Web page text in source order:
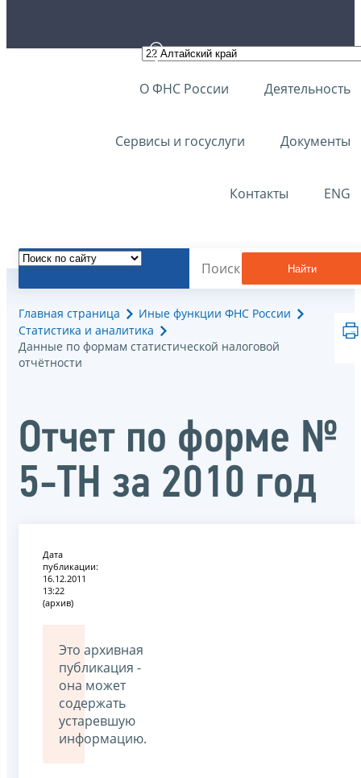
О ФНС России Деятельность
Сервисы и госуслуги Документы
Контакты ENG
Найти
Главная страница
Иные функции ФНС России
Статистика и аналитика
Данные по формам статистической налоговой
отчётности
Отчет по форме №
5-ТН за 2010 год
Дата
публикации:
16.12.2011
13:22
(архив)
Это архивная
публикация -
она может
содержать
устаревшую
информацию.